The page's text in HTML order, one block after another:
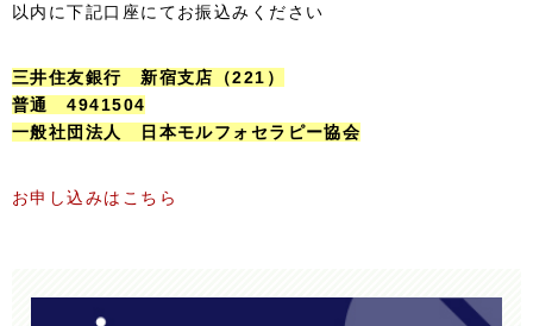
以内に下記口座にてお振込みください
三井住友銀行 新宿支店（221）
普通 4941504
一般社団法人 日本モルフォセラピー協会
お申し込みはこちら